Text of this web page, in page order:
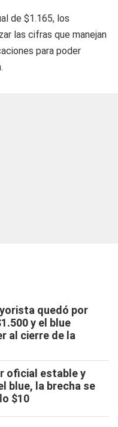
de $1.165, los
las cifras que manejan
para poder
quedó por
y el blue
al cierre de la
oficial estable y
blue, la brecha se
$10